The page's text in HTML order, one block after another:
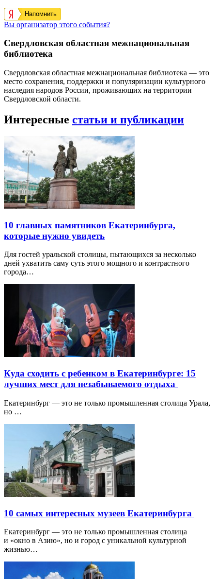
Напомнить
Вы организатор этого события?
Свердловская областная межнациональная
библиотека
Свердловская областная межнациональная библиотека — это
место сохранения, поддержки и популяризации культурного
наследия народов России, проживающих на территории
Свердловской области.
Интересные статьи и публикации
10 главных памятников Екатеринбурга,
которые нужно увидеть
Для гостей уральской столицы, пытающихся за несколько
дней ухватить саму суть этого мощного и контрастного
города…
Куда сходить с ребенком в Екатеринбурге: 15
лучших мест для незабываемого отдыха
Екатеринбург — это не только промышленная столица Урала,
но …
10 самых интересных музеев Екатеринбурга
Екатеринбург — это не только промышленная столица
и «окно в Азию», но и город с уникальной культурной
жизнью…